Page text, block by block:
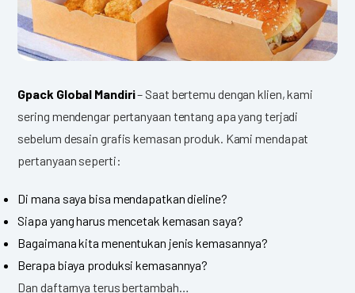
Gpack Global Mandiri– Saat bertemu dengan klien, kami
sering mendengar pertanyaan tentang apa yang terjadi
sebelum desain grafis kemasan produk. Kami mendapat
pertanyaan seperti:
Di mana saya bisa mendapatkan dieline?
Siapa yang harus mencetak kemasan saya?
Bagaimana kita menentukan jenis kemasannya?
Berapa biaya produksi kemasannya?
Dan daftarnya terus bertambah…